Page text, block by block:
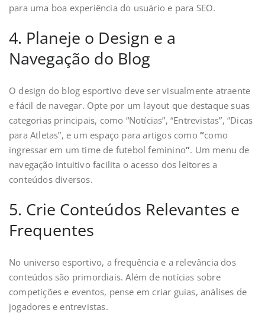
para uma boa experiência do usuário e para SEO.
4. Planeje o Design e a
Navegação do Blog
O design do blog esportivo deve ser visualmente atraente
e fácil de navegar. Opte por um layout que destaque suas
categorias principais, como “Notícias”, “Entrevistas”, “Dicas
para Atletas”, e um espaço para artigos como“como
ingressar em um time de futebol feminino”. Um menu de
navegação intuitivo facilita o acesso dos leitores a
conteúdos diversos.
5. Crie Conteúdos Relevantes e
Frequentes
No universo esportivo, a frequência e a relevância dos
conteúdos são primordiais. Além de notícias sobre
competições e eventos, pense em criar guias, análises de
jogadores e entrevistas.